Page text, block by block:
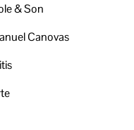
& Son
Canovas